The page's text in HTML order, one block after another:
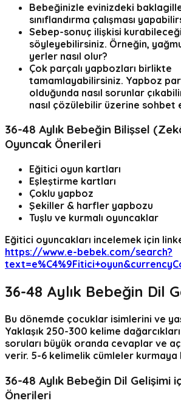
Bebeğinizle evinizdeki
sınıflandırma çalışması
Sebep-sonuç ilişkisi
söyleyebilirsiniz. Örneğin,
yerler nasıl olur?
Çok parçalı yapbozları birlikte
tamamlayabilirsiniz. Yapboz
olduğunda nasıl sorunlar
nasıl çözülebilir üzerine sohbet
36-48 Aylık Bebeğin Bilişsel
Oyuncak Önerileri
Eğitici oyun kartları
Eşleştirme kartları
Çoklu yapboz
Şekiller & harfler yapbozu
Tuşlu ve kurmalı oyuncaklar
Eğitici oyuncakları incelemek için
https://www.e-bebek.com/search?
36-48 Aylık Bebeğin Dil
Bu dönemde çocuklar isimlerini ve
Yaklaşık 250-300 kelime
soruları büyük oranda cevaplar ve
verir. 5-6 kelimelik cümleler kurmaya
36-48 Aylık Bebeğin Dil Gelişimi
Önerileri